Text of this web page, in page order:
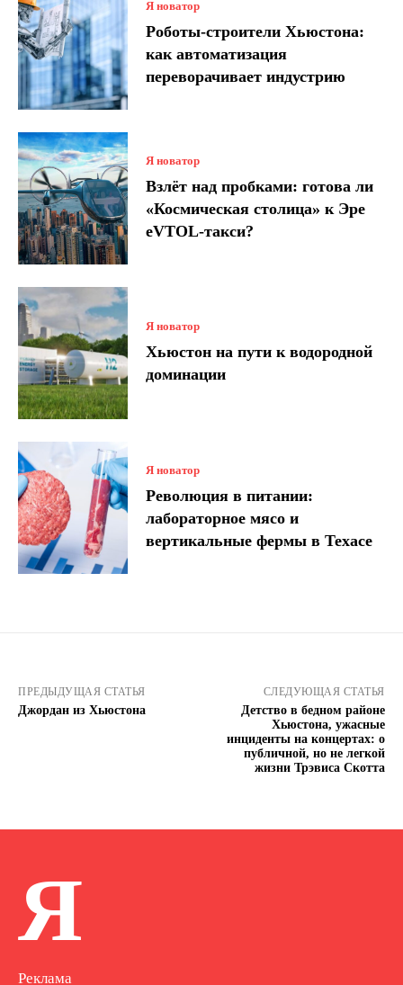
Я новатор
Роботы-строители Хьюстона:
как автоматизация
переворачивает индустрию
Я новатор
Взлёт над пробками: готова ли
«Космическая столица» к Эре
eVTOL-такси?
Я новатор
Хьюстон на пути к водородной
доминации
Я новатор
Революция в питании:
лабораторное мясо и
вертикальные фермы в Техасе
ПРЕДЫДУЩАЯ СТАТЬЯ
Джордан из Хьюстона
СЛЕДУЮЩАЯ СТАТЬЯ
Детство в бедном районе
Хьюстона, ужасные
инциденты на концертах: о
публичной, но не легкой
жизни Трэвиса Скотта
Я
Реклама